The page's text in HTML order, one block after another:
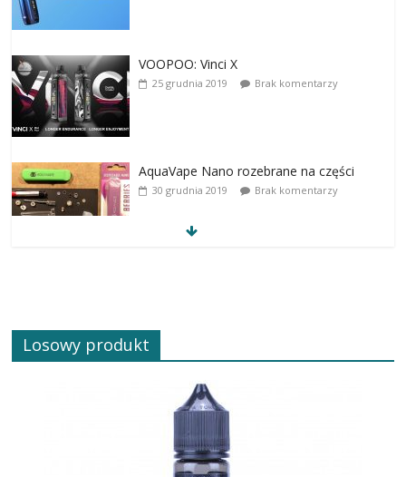
VOOPOO: Vinci X
25 grudnia 2019 Brak komentarzy
AquaVape Nano rozebrane na części
30 grudnia 2019 Brak komentarzy
Losowy produkt